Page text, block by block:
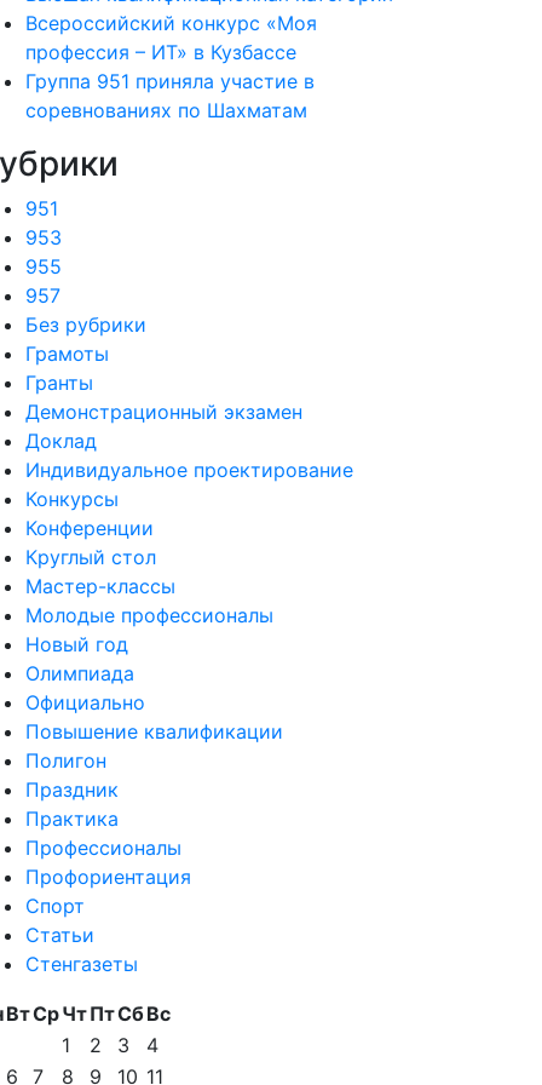
Всероссийский конкурс «Моя
профессия – ИТ» в Кузбассе
Группа 951 приняла участие в
соревнованиях по Шахматам
951
953
955
957
Без рубрики
Грамоты
Гранты
Демонстрационный экзамен
Доклад
Индивидуальное проектирование
Конкурсы
Конференции
Круглый стол
Мастер-классы
Молодые профессионалы
Новый год
Олимпиада
Официально
Повышение квалификации
Полигон
Праздник
Практика
Профессионалы
Профориентация
Спорт
Статьи
Стенгазеты
ВтСрЧтПтСбВс
1
2 3
4
6
7 8 9 10 11